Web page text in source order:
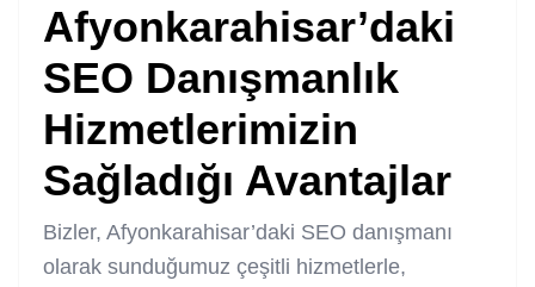
Afyonkarahisar’daki
SEO Danışmanlık
Hizmetlerimizin
Sağladığı Avantajlar
Bizler, Afyonkarahisar’daki SEO danışmanı
olarak sunduğumuz çeşitli hizmetlerle,